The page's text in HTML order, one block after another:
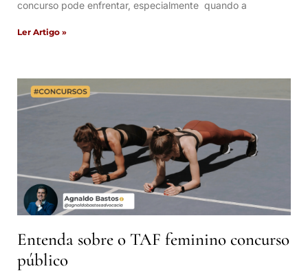
concurso pode enfrentar, especialmente quando a
Ler Artigo »
Entenda sobre o TAF feminino concurso
público